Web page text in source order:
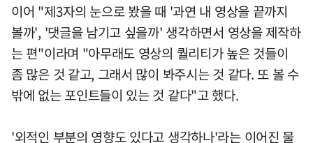
이어 "제3자의 눈으로 봤을 때 '과연 내 영상을 끝까지
볼까', '댓글을 남기고 싶을까' 생각하면서 영상을 제작하
는 편"이라며 "아무래도 영상의 퀄리티가 높은 것들이
좀 많은 것 같고, 그래서 많이 봐주시는 것 같다. 또 볼 수
밖에 없는 포인트들이 있는 것 같다"고 했다.
'외적인 부분의 영향도 있다고 생각하나'라는 이어진 물